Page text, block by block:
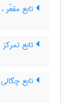
تابع مقعّر
تابع تمرکز
تابع